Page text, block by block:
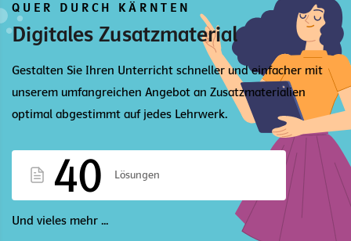
QUER DURCH KÄRNTEN
Digitales Zusatzmaterial
Gestalten Sie Ihren Unterricht schneller und einfacher mit
unserem umfangreichen Angebot an Zusatzmaterialien
optimal abgestimmt auf jedes Lehrwerk.
40 Lösungen
Und vieles mehr ...